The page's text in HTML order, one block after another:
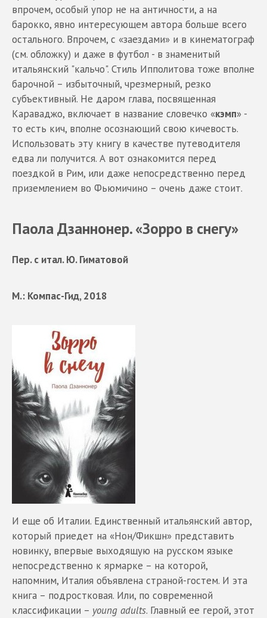
впрочем, особый упор не на античности, а на
барокко, явно интересующем автора больше всего
остального. Впрочем, с «заездами» и в кинематограф
(см. обложку) и даже в футбол - в знаменитый
итальянский "кальчо". Стиль Ипполитова тоже вполне
барочной – избыточный, чрезмерный, резко
субъективный. Не даром глава, посвященная
Караваджо, включает в название словечко «кэмп» -
то есть кич, вполне осознающий свою кичевость.
Использовать эту книгу в качестве путеводителя
едва ли получится. А вот ознакомится перед
поездкой в Рим, или даже непосредственно перед
приземлением во Фьюмичино – очень даже стоит.
Паола Дзаннонер. «Зорро в снегу»
Пер. с итал. Ю. Гиматовой
М.: Компас-Гид, 2018
И еще об Италии. Единственный итальянский автор,
который приедет на «Нон/Фикшн» представить
новинку, впервые выходящую на русском языке
непосредственно к ярмарке – на которой,
напомним, Италия объявлена страной-гостем. И эта
книга – подростковая. Или, по современной
классификации – young adults. Главный ее герой, этот